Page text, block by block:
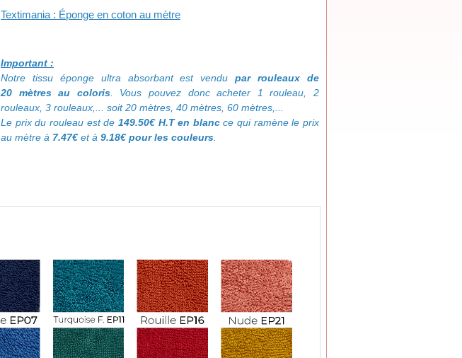
Textimania : Éponge en coton au mètre
Important :
Notre tissu éponge ultra absorbant est vendupar rouleaux de
20 mètres au coloris. Vous pouvez donc acheter 1 rouleau, 2
rouleaux, 3 rouleaux,... soit 20 mètres, 40 mètres, 60 mètres,...
Le prix du rouleau est de 149.50€ H.T en blancce qui ramène le prix
au mètre à 7.47€et à 9.18€ pour les couleurs